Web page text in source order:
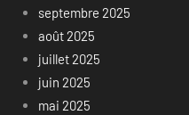
septembre 2025
août 2025
juillet 2025
juin 2025
mai 2025